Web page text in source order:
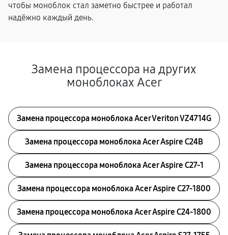
чтобы моноблок стал заметно быстрее и работал
надёжно каждый день.
Замена процессора на других
моноблоках Acer
Замена процессора моноблока Acer Veriton VZ4714G
Замена процессора моноблока Acer Aspire C24B
Замена процессора моноблока Acer Aspire C27-1
Замена процессора моноблока Acer Aspire C27-1800
Замена процессора моноблока Acer Aspire C24-1800